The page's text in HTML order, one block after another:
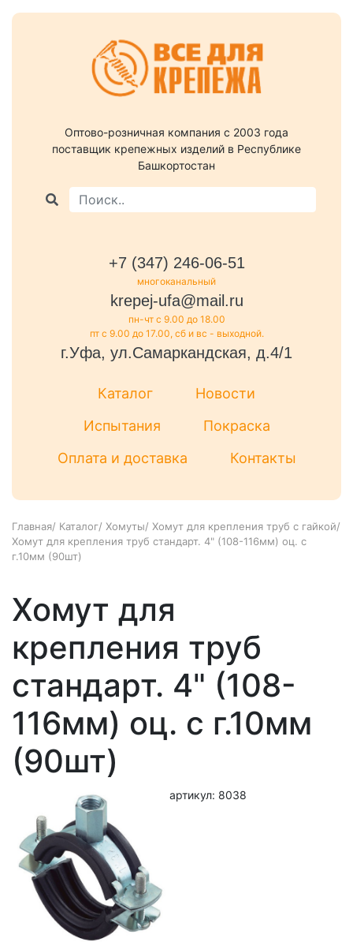
Оптово-розничная компания c 2003 года
поставщик крепежных изделий в Республике
Башкортостан
+7 (347) 246-06-51
многоканальный
krepej-ufa@mail.ru
пн-чт с 9.00 до 18.00
пт с 9.00 до 17.00, сб и вс - выходной.
г.Уфа, ул.Самаркандская, д.4/1
Каталог
Новости
Испытания
Покраска
Оплата и доставка
Контакты
Главная/ Каталог/ Хомуты/ Хомут для крепления труб с гайкой/
Хомут для крепления труб стандарт. 4" (108-116мм) оц. с
г.10мм (90шт)
Хомут для
крепления труб
стандарт. 4" (108-
116мм) оц. с г.10мм
(90шт)
артикул: 8038